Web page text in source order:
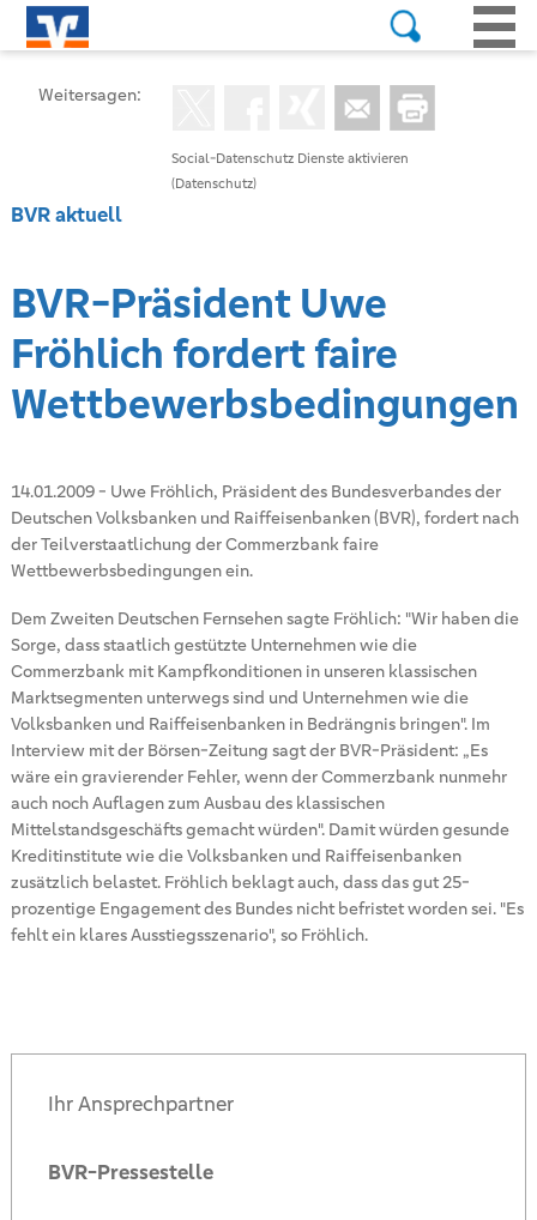
Social-Datenschutz Dienste aktivieren
(Datenschutz)
Weitersagen:
BVR aktuell
BVR-Präsident Uwe
Fröhlich fordert faire
Wettbewerbsbedingungen
14.01.2009- Uwe Fröhlich, Präsident des Bundesverbandes der
Deutschen Volksbanken und Raiffeisenbanken (BVR), fordert nach
der Teilverstaatlichung der Commerzbank faire
Wettbewerbsbedingungen ein.
Dem Zweiten Deutschen Fernsehen sagte Fröhlich: "Wir haben die
Sorge, dass staatlich gestützte Unternehmen wie die
Commerzbank mit Kampfkonditionen in unseren klassischen
Marktsegmenten unterwegs sind und Unternehmen wie die
Volksbanken und Raiffeisenbanken in Bedrängnis bringen". Im
Interview mit der Börsen-Zeitung sagt der BVR-Präsident: „Es
wäre ein gravierender Fehler, wenn der Commerzbank nunmehr
auch noch Auflagen zum Ausbau des klassischen
Mittelstandsgeschäfts gemacht würden". Damit würden gesunde
Kreditinstitute wie die Volksbanken und Raiffeisenbanken
zusätzlich belastet. Fröhlich beklagt auch, dass das gut 25-
prozentige Engagement des Bundes nicht befristet worden sei. "Es
fehlt ein klares Ausstiegsszenario", so Fröhlich.
Ihr Ansprechpartner
BVR-Pressestelle